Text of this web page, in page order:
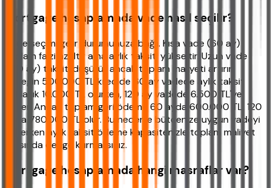
Mortgage hesaplamada vade nasıl seçilir?
Vade seçimi gelir durumunuza bağlı. Kısa vade (60 ay)
toplam faizi azaltır ama aylık taksiti yükseltir. Uzun vade
(120 ay) taksiti düşürür ancak toplam maliyeti artırır.
Örneğin 500.000 TL kredide 60 ay vadede aylık taksit
yaklaşık 10.000 TL olurken, 120 ay vadede 6.500 TL'ye
düşer. Ancak toplam geri ödeme 60 ayda 600.000 TL, 120
ayda 780.000 TL olur. Bu nedenle bütçenize uygun vadeyi
seçerken aylık taksit ödeme kapasitenizle toplam maliyet
arasında denge kurmalısınız.
Mortgage hesaplamada hangi masraflar var?